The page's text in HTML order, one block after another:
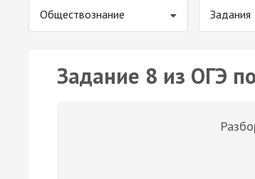
Обществознание Задания
Задание 8 из ОГЭ